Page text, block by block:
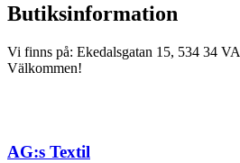
Butiksinformation
Vi finns på: Ekedalsgatan 15, 534 34
Välkommen!
AG:s Textil